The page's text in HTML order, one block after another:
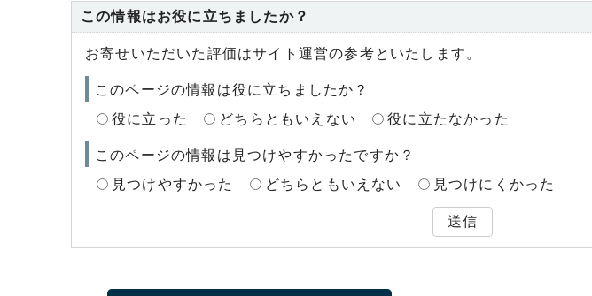
この情報はお役に立ちましたか？
お寄せいただいた評価はサイト運営の参考といたします。
このページの情報は役に立ちましたか？
役に立った
どちらともいえない 役に立たなかった
このページの情報は見つけやすかったですか？
見つけやすかった
どちらともいえない 見つけにくかった
送信